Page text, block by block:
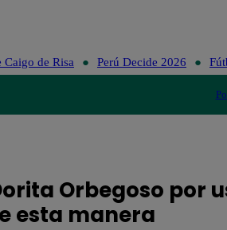
Caigo de Risa Perú Decide 2026
Orbegoso por
esta manera